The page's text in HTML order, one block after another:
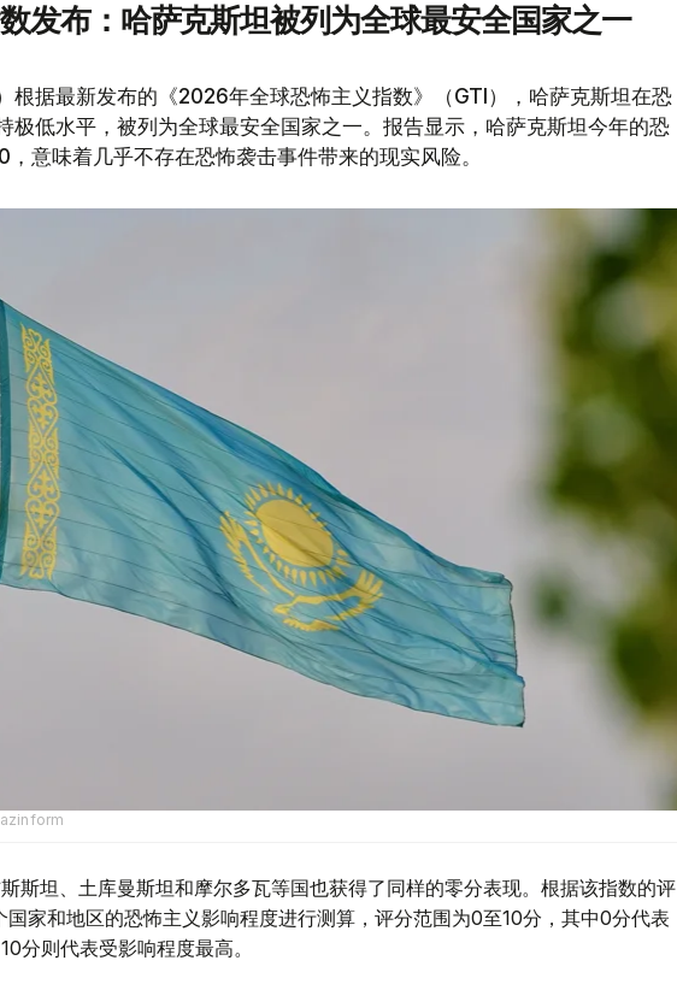
发布：哈萨克斯坦被列为全球最安全国家之一
根据最新发布的《2026年全球恐怖主义指数》（GTI），哈萨克斯坦在恐
极低水平，被列为全球最安全国家之一。报告显示，哈萨克斯坦今年的恐
意味着几乎不存在恐怖袭击事件带来的现实风险。
斯坦、土库曼斯坦和摩尔多瓦等国也获得了同样的零分表现。根据该指数的评
家和地区的恐怖主义影响程度进行测算，评分范围为0至10分，其中0分代表
分则代表受影响程度最高。